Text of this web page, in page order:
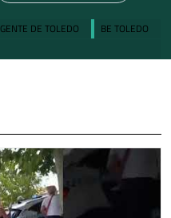
GENTE DE TOLEDO
BE TOLEDO